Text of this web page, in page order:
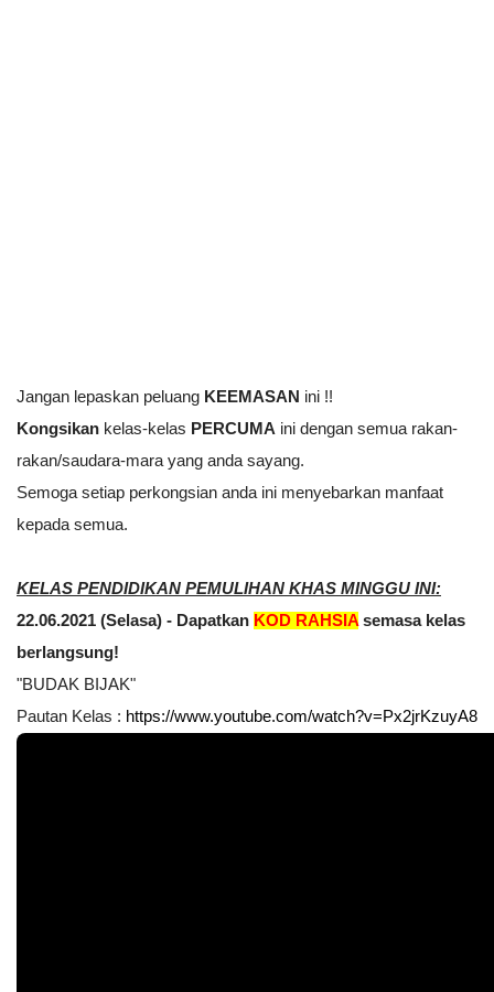
Jangan lepaskan peluang KEEMASAN ini !!
Kongsikan kelas-kelas PERCUMA ini dengan semua rakan-
rakan/saudara-mara yang anda sayang.
Semoga setiap perkongsian anda ini menyebarkan manfaat
kepada semua.
KELAS PENDIDIKAN PEMULIHAN KHAS MINGGU INI:
22.06.2021 (Selasa) - Dapatkan KOD RAHSIA semasa kelas
berlangsung!
"BUDAK BIJAK"
Pautan Kelas : https://www.youtube.com/watch?v=Px2jrKzuyA8